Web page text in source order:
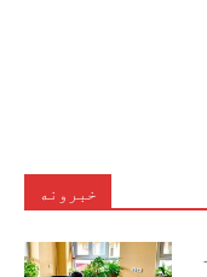
خبرونه